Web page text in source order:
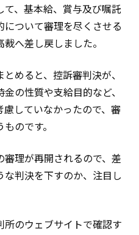
、基本給、賞与及び嘱託
ついて審理を尽くさせる
へ差し戻しました。
めると、控訴審判決が、
の性質や支給目的など、
していなかったので、審
のです。
理が再開されるので、差
判決を下すのか、注目し
のウェブサイトで確認す